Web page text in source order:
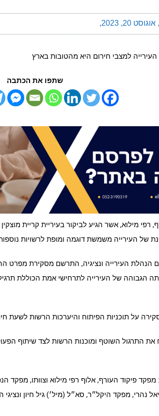
אוגוסט 20, 2023
שתפו את הכתבה
רפי מילוא, אשר הגיע לביקור בעיריית קריית
של העירייה משמשת דוגמה ומופת לרשויות
העירייה ונציגיה, התרשם מסקירת מפרט
הגבוהה של העירייה לתרחישי אמת הכוללת
על תוכניות הפיתוח והיערכות הרשות לשעת
את התרגול השוטף ומוכנות הרשות לצד שיתוף
פיקוד העורף, אלוף רפי מילוא וצוותו, מפקד
נהרי, מפקד היקל״ר, סא״ל (מיל׳) גיל חיון ונציגי